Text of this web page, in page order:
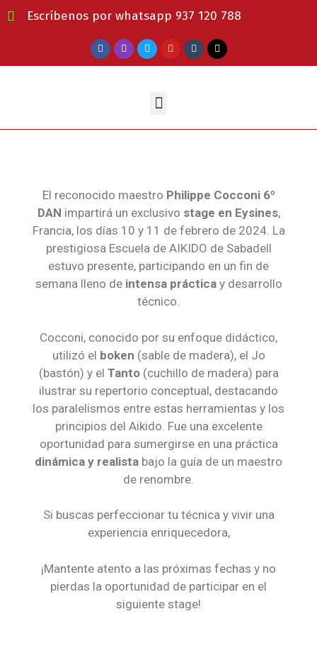
Escríbenos por whatsapp 937 120 788
El reconocido maestro Philippe Cocconi 6º
DAN impartirá un exclusivo stage en Eysines,
Francia, los días 10 y 11 de febrero de 2024. La
prestigiosa Escuela de AIKIDO de Sabadell
estuvo presente, participando en un fin de
semana lleno deintensa prácticay desarrollo
técnico.
Cocconi, conocido por su enfoque didáctico,
utilizó el boken (sable de madera), el Jo
(bastón) y el Tanto(cuchillo de madera) para
ilustrar su repertorio conceptual, destacando
los paralelismos entre estas herramientas y los
principios del Aikido. Fue una excelente
oportunidad para sumergirse en una práctica
dinámica y realista bajo la guía de un maestro
de renombre.
Si buscas perfeccionar tu técnica y vivir una
experiencia enriquecedora,
¡Mantente atento a las próximas fechas y no
pierdas la oportunidad de participar en el
siguiente stage!